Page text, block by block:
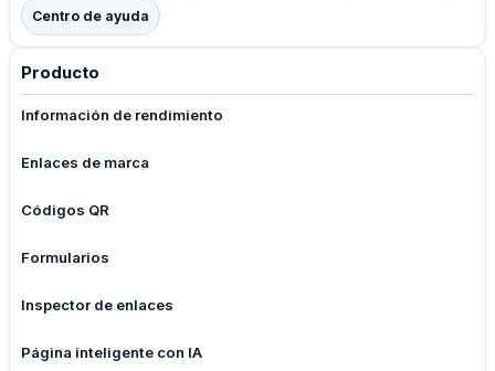
Centro de ayuda
Producto
Información de rendimiento
Enlaces de marca
Códigos QR
Formularios
Inspector de enlaces
Página inteligente con IA